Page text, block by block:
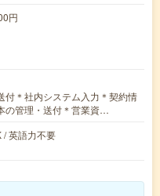
円
付＊社内システム入力＊契約情
の管理・送付＊営業資…
/ 英語力不要